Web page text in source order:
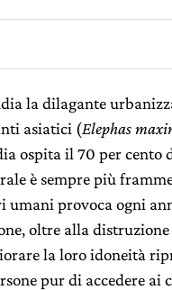
la dilagante
asiatici (Elephas
ospita il 70 per
è sempre più
umani provoca ogni
oltre alla
la loro idoneità
pur di accedere